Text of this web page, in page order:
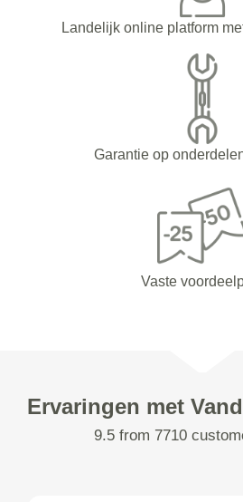
Landelijk online platform
Garantie op
Vaste
Ervaringen met
9.5 from 7710